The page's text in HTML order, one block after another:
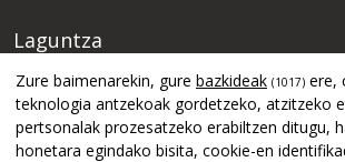
Laguntza
Zure baimenarekin, gure bazkideak (1017) ere,
teknologia antzekoak gordetzeko, atzitzeko
pertsonalak prozesatzeko erabiltzen ditugu,
honetara egindako bisita, cookie-en